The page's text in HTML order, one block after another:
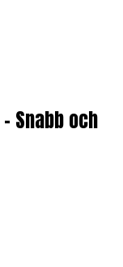
Snabb och